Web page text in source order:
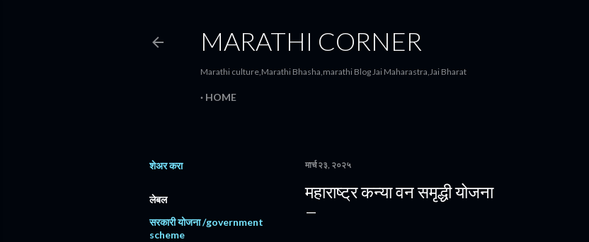
MARATHI CORNER
Marathi culture,Marathi Bhasha,marathi Blog Jai Maharastra,Jai Bharat
HOME
शेअर करा
लेबल
सरकारी योजना /government
scheme
मार्च २३, २०२५
महाराष्ट्र कन्या वन समृद्धी योजना